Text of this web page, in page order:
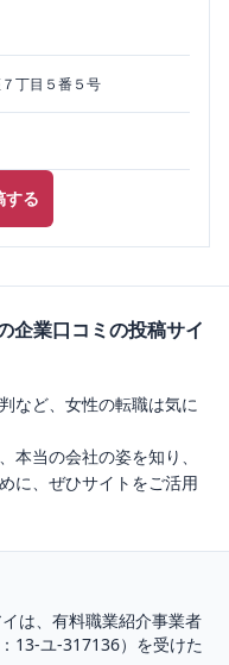
丁目５番５号
する
企業口コミの投稿サイ
など、女性の転職は気に
本当の会社の姿を知り、
に、ぜひサイトをご活用
は、 有料職業紹介事業者
13-ユ-317136）を受けた